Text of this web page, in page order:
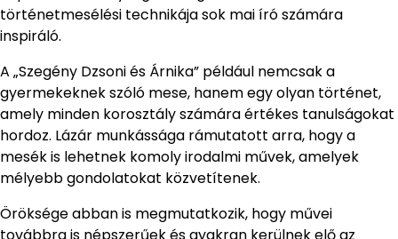
történetmesélési technikája sok mai író számára
inspiráló.
A „Szegény Dzsoni és Árnika” például nemcsak a
gyermekeknek szóló mese, hanem egy olyan történet,
amely minden korosztály számára értékes tanulságokat
hordoz. Lázár munkássága rámutatott arra, hogy a
mesék is lehetnek komoly irodalmi művek, amelyek
mélyebb gondolatokat közvetítenek.
Öröksége abban is megmutatkozik, hogy művei